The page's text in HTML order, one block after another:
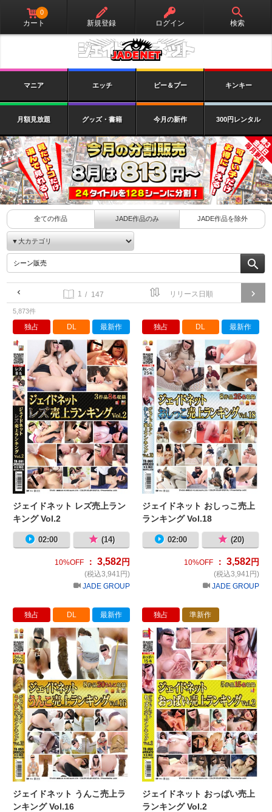
カート
0
新規登録 ログイン 検索
マニア エッチ ピー＆プー キンキー
月額見放題 グッズ・書籍 今月の新作 300円レンタル
全ての作品 JADE作品のみ JADE作品を除外
/ 147
5,873件
独占 DL 最新作
ジェイドネット レズ売上ランキング
ジェイドネット レズ売上ラン
キング Vol.2
02:00 (14)
10%OFF ： 3,582円
(税込3,941円)
JADE GROUP
独占 DL 最新作
ジェイドネット おしっこ売上
ランキング Vol.18
02:00 (20)
10%OFF： 3,582円
(税込3,941円)
JADE GROUP
独占 DL 最新作
ジェイドネット うんこ売上ランキン
ジェイドネット うんこ売上ラ
ンキング Vol.16
独占 準新作
ジェイドネット おっぱい売上
ランキング Vol.2